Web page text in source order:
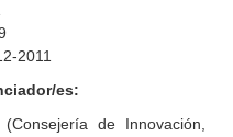
2011
es:
de Innovación,